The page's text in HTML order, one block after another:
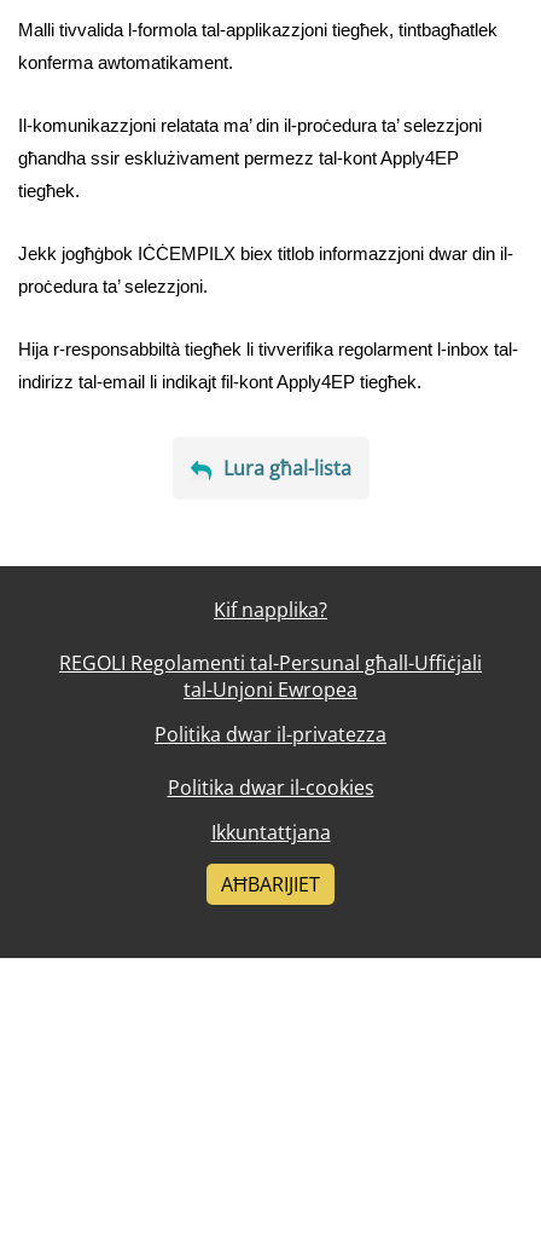
Malli tivvalida l-formola tal-applikazzjoni tiegħek, tintbagħatlek
konferma awtomatikament.
Il-komunikazzjoni relatata ma’ din il-proċedura ta’ selezzjoni
għandha ssir esklużivament permezz tal-kont Apply4EP
tiegħek.
Jekk jogħġbok IĊĊEMPILX biex titlob informazzjoni dwar din il-
proċedura ta’ selezzjoni.
Hija r-responsabbiltà tiegħek li tivverifika regolarment l-inbox tal-
indirizz tal-email li indikajt fil-kont Apply4EP tiegħek.
Lura għal-lista
Kif napplika?
REGOLI Regolamenti tal-Persunal għall-Uffiċjali
tal-Unjoni Ewropea
Politika dwar il-privatezza
Politika dwar il-cookies
Ikkuntattjana
AĦBARIJIET